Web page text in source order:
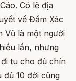
Có lẽ địa
về Đầm Xác
Vũ là một người
lần, nhưng
tu cho đủ chín
đủ 10 đời cũng